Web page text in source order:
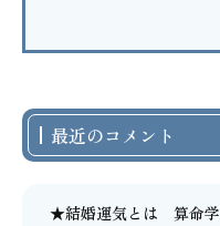
最近のコメント
★結婚運気とは 算命学